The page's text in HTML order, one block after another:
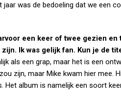
jaar was de bedoeling dat we een
een keer of twee gezien en
Ik was gelijk fan. Kun je de
als een grap, maar het is een
zijn, maar Mike kwam hier mee.
Het album is namelijk een soort